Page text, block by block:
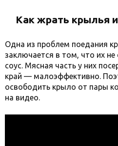
Как жрать крылья
Одна из проблем поедания
заключается в том, что их
соус. Мясная часть у них
край — малоэффективно.
освободить крыло от пары
на видео.